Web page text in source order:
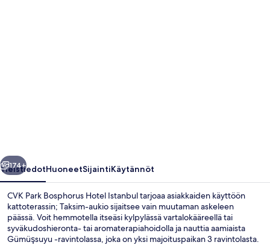
Seuraava
174+
YleistiedotHuoneetSijaintiKäytännöt
CVK Park Bosphorus Hotel Istanbul tarjoaa asiakkaiden käyttöön
kattoterassin; Taksim-aukio sijaitsee vain muutaman askeleen
päässä. Voit hemmotella itseäsi kylpylässä vartalokääreellä tai
syväkudoshieronta- tai aromaterapiahoidolla ja nauttia aamiaista
Gümüşsuyu -ravintolassa, joka on yksi majoituspaikan 3 ravintolasta.